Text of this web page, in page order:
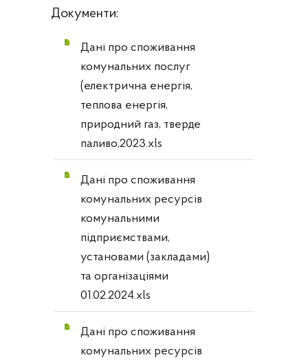
Документи:
Дані про споживання
комунальних послуг
(електрична енергія,
теплова енергія,
природний газ, тверде
паливо,2023.xls
Дані про споживання
комунальних ресурсів
комунальними
підприємствами,
установами (закладами)
та організаціями
01.02.2024.xls
Дані про споживання
комунальних ресурсів